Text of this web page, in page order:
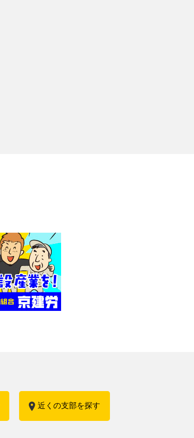
近くの支部を探す